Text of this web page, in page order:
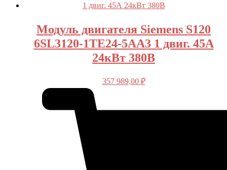
Модуль двигателя Siemens S120
6SL3120-1TE24-5AA3 1 двиг. 45А
24кВт 380В
357 989,00 ₽